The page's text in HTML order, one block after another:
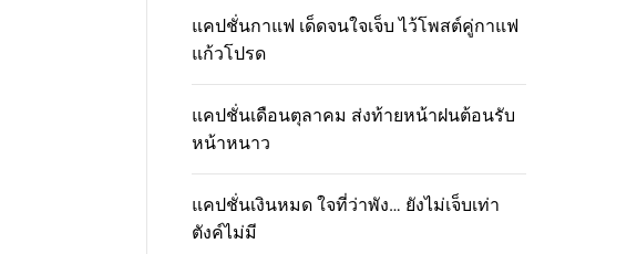
แคปชั่นกาแฟ เด็ดจนใจเจ็บ ไว้โพสต์คู่กาแฟ
แก้วโปรด
แคปชั่นเดือนตุลาคม ส่งท้ายหน้าฝนต้อนรับ
หน้าหนาว
แคปชั่นเงินหมด ใจที่ว่าพัง… ยังไม่เจ็บเท่า
ตังค์ไม่มี